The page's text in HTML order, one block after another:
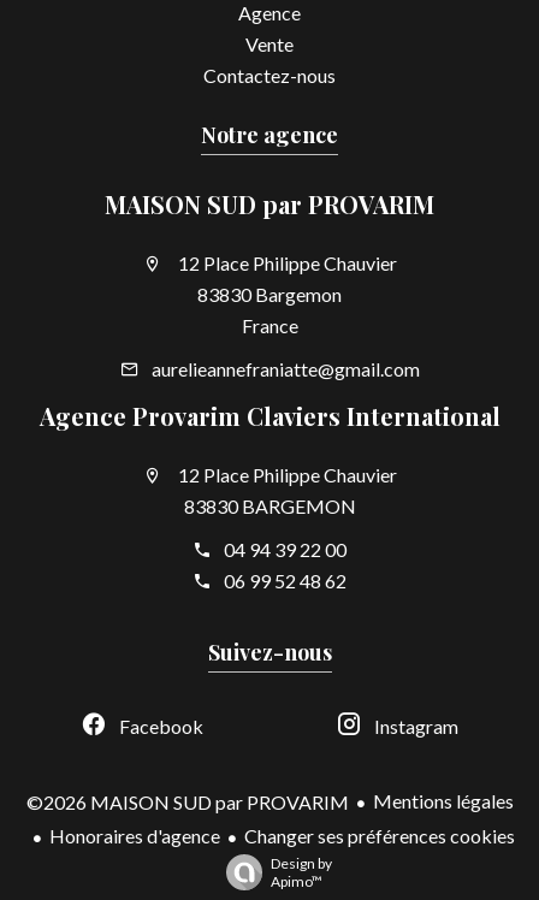
Agence
Vente
Contactez-nous
Notre agence
MAISON SUD par PROVARIM
12 Place Philippe Chauvier
83830 Bargemon
France
aurelieannefraniatte@gmail.com
Agence Provarim Claviers International
12 Place Philippe Chauvier
83830 BARGEMON
04 94 39 22 00
06 99 52 48 62
Suivez-nous
Facebook Instagram
©2026 MAISON SUD par PROVARIM
Mentions légales
Honoraires d'agence
Changer ses préférences cookies
Design by
Apimo™